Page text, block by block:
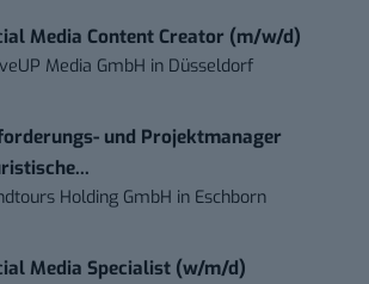
Media Content Creator (m/w/d)
Media GmbH in Düsseldorf
und Projektmanager
Holding GmbH in Eschborn
Media Specialist (w/m/d)